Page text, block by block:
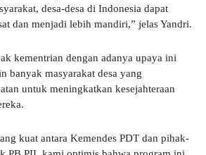
desa-desa di Indonesia dapat
dan menjadi lebih mandiri,” jelas Yandri.
kementrian dengan adanya upaya ini
banyak masyarakat desa yang
untuk meningkatkan kesejahteraan
kuat antara Kemendes PDT dan pihak-